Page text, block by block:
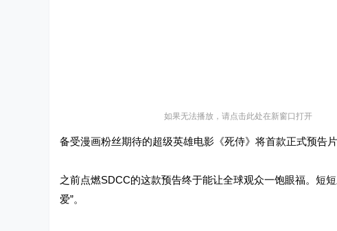
如果无法播放，请点击此处在新窗口打开
备受漫画粉丝期待的超级英雄电影《死侍》将首款正式预告
之前点燃SDCC的这款预告终于能让全球观众一饱眼福。短
爱”。